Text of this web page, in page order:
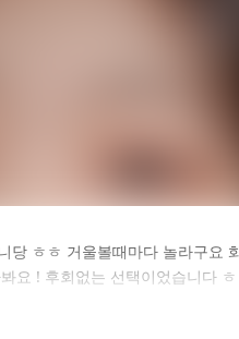
니다.
ㅎㅎ 거울볼때마다 놀라구
요 ! 후회없는 선택이었습니다 ㅎ